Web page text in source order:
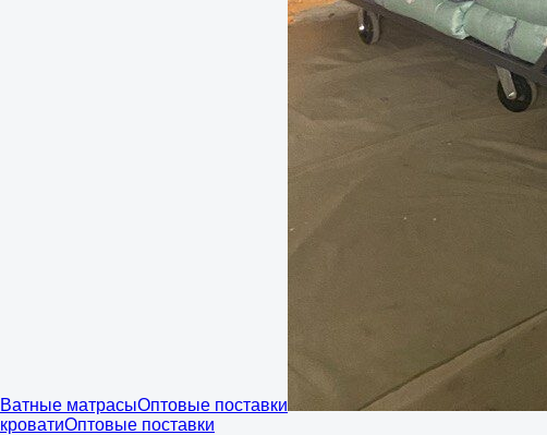
Ватные матрасыОптовые поставки
кроватиОптовые поставки